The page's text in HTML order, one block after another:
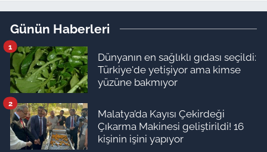
Günün Haberleri
Dünyanın en sağlıklı gıdası seçildi:
Türkiye'de yetişiyor ama kimse
yüzüne bakmıyor
1
Malatya’da Kayısı Çekirdeği
Çıkarma Makinesi geliştirildi! 16
kişinin işini yapıyor
2